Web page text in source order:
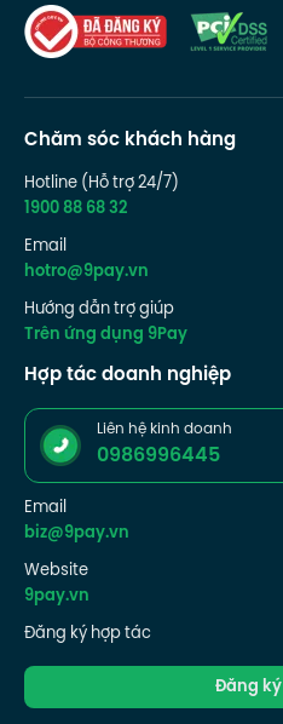
Chăm sóc khách hàng
Hotline (Hỗ trợ 24/7)
1900 88 68 32
Email
hotro@9pay.vn
Hướng dẫn trợ giúp
Trên ứng dụng 9Pay
Hợp tác doanh nghiệp
Liên hệ kinh doanh
0986996445
Email
biz@9pay.vn
Website
9pay.vn
Đăng ký hợp tác
Đăng